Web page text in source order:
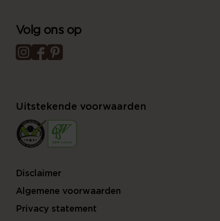
Volg ons op
Uitstekende voorwaarden
Disclaimer
Algemene voorwaarden
Privacy statement